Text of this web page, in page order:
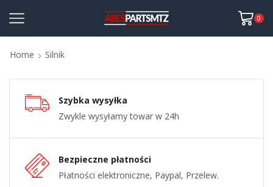
0
Home Silnik
Szybka wysyłka
Zwykle wysyłamy towar w 24h
Bezpieczne płatności
Płatności elektroniczne, Paypal, Przelew.